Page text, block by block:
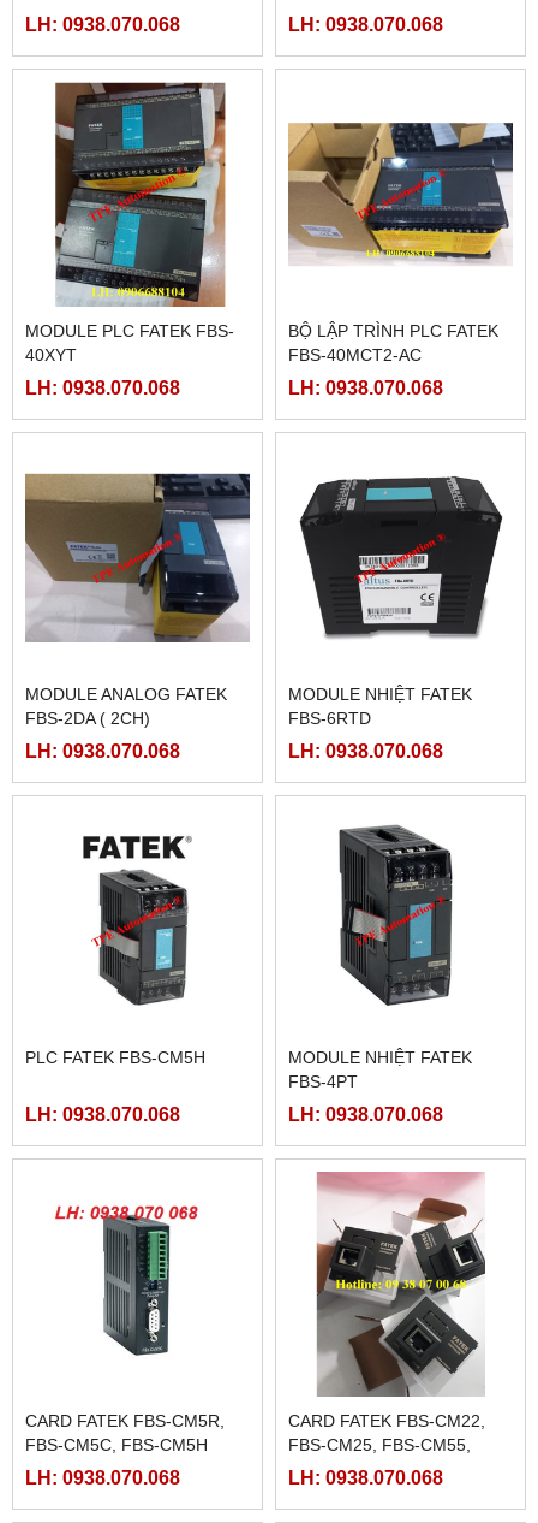
LH: 0938.070.068 LH: 0938.070.068
MODULE PLC FATEK FBS-
40XYT
LH: 0938.070.068
BỘ LẬP TRÌNH PLC FATEK
FBS-40MCT2-AC
LH: 0938.070.068
MODULE ANALOG FATEK
FBS-2DA ( 2CH)
LH: 0938.070.068
MODULE NHIỆT FATEK
FBS-6RTD
LH: 0938.070.068
PLC FATEK FBS-CM5H
LH: 0938.070.068
MODULE NHIỆT FATEK
FBS-4PT
LH: 0938.070.068
CARD FATEK FBS-CM5R,
FBS-CM5C, FBS-CM5H
LH: 0938.070.068
CARD FATEK FBS-CM22,
FBS-CM25, FBS-CM55,
FBS-CM25E,FBS-CM55E,
CBES
LH: 0938.070.068